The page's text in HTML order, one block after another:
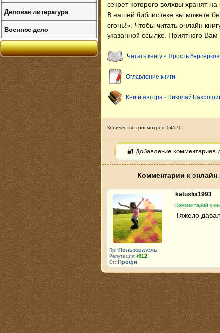
секрет которого волхвы хранят
В нашей библиотеке вы можете
огонь!» . Чтобы читать онлайн
указанной ссылке. Приятного Вам
Читать книгу « Ярость
Оглавление книги
Книги автора - Николай
Количество просмотров: 54570
🔐 Добавление комментариев
Комментарии к
Пр: Пользователь
Репутация:+612
Ст: Профи
katusha1993
Комментарий к
Тяжело
Деловая литература
Военное дело